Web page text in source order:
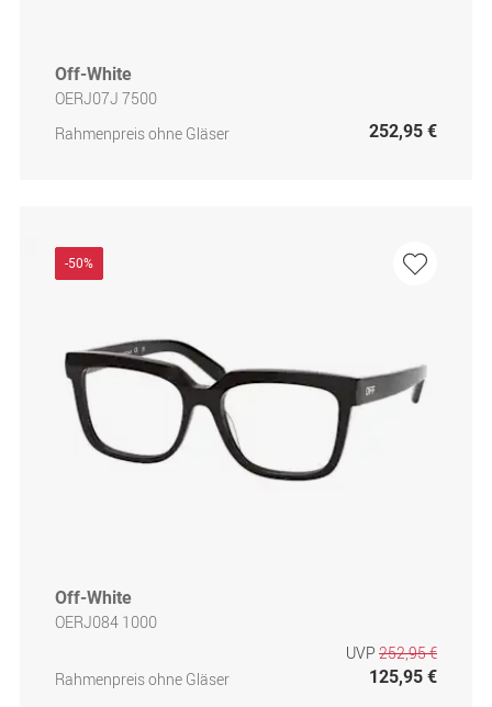
Off-White
OERJ07J 7500
Rahmenpreis ohne Gläser
252,95 €
-50%
Off-White
OERJ084 1000
Rahmenpreis ohne Gläser
UVP 252,95 €
125,95 €